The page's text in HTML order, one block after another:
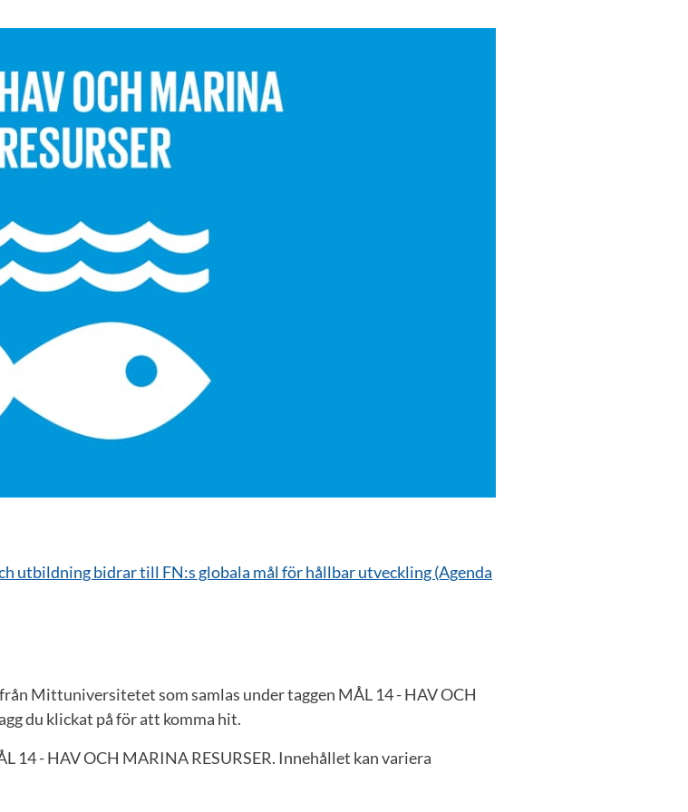
utbildning bidrar till FN:s globala mål för hållbar utveckling (Agenda
Mittuniversitetet som samlas under taggen MÅL 14 - HAV OCH
du klickat på för att komma hit.
14 - HAV OCH MARINA RESURSER. Innehållet kan variera